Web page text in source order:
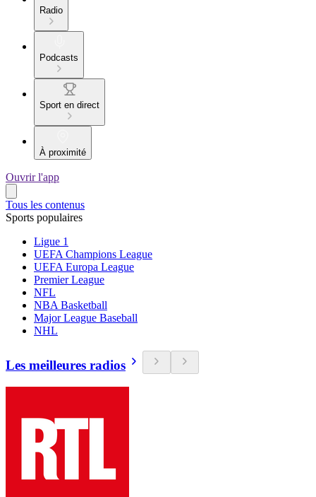
Radio
Podcasts
Sport en direct
À proximité
Ouvrir l'app
Tous les contenus
Sports populaires
Ligue 1
UEFA Champions League
UEFA Europa League
Premier League
NFL
NBA Basketball
Major League Baseball
NHL
Les meilleures radios